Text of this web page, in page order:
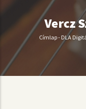
Vercz
Morzsa
Címlap- DLA